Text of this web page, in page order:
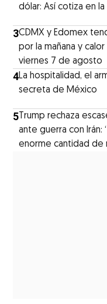
dólar: Así cotiza en
3CDMX y Edomex
por la mañana y
viernes 7 de agosto
4La hospitalidad, el
secreta de México
5Trump rechaza
ante guerra con Irán:
enorme cantidad de